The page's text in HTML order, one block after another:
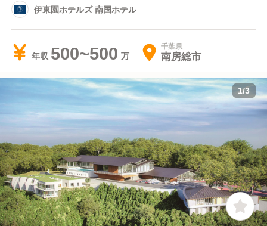
伊東園ホテルズ 南国ホテル
年収 500~500 千葉県
南房総市
1/3